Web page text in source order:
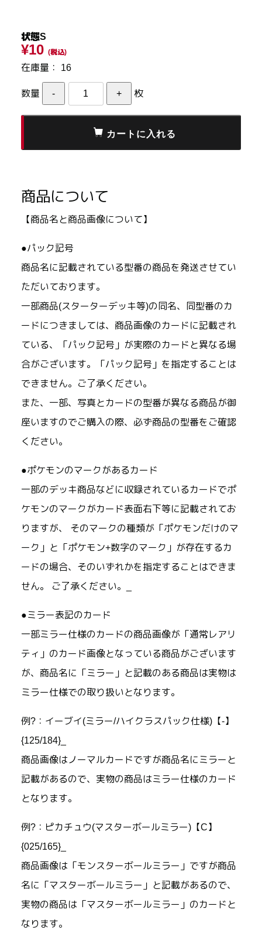
状態S
¥10 (税込)
在庫量： 16
数量 枚
商品について
【商品名と商品画像について】
●パック記号
商品名に記載されている型番の商品を発送させてい
ただいております。
一部商品(スターターデッキ等)の同名、同型番のカ
ードにつきましては、商品画像のカードに記載され
ている、「パック記号」が実際のカードと異なる場
合がございます。「パック記号」を指定することは
できません。ご了承ください。
また、一部、写真とカードの型番が異なる商品が御
座いますのでご購入の際、必ず商品の型番をご確認
ください。
●ポケモンのマークがあるカード
一部のデッキ商品などに収録されているカードでポ
ケモンのマークがカード表面右下等に記載されてお
りますが、 そのマークの種類が「ポケモンだけのマ
ーク」と「ポケモン+数字のマーク」が存在するカ
ードの場合、そのいずれかを指定することはできま
せん。 ご了承ください。_
●ミラー表記のカード
一部ミラー仕様のカードの商品画像が「通常レアリ
ティ」のカード画像となっている商品がございます
が、商品名に「ミラー」と記載のある商品は実物は
ミラー仕様での取り扱いとなります。
例?：イーブイ(ミラー/ハイクラスパック仕様)【-】
{125/184}_
商品画像はノーマルカードですが商品名にミラーと
記載があるので、実物の商品はミラー仕様のカード
となります。
例?：ピカチュウ(マスターボールミラー)【C】
{025/165}_
商品画像は「モンスターボールミラー」ですが商品
名に「マスターボールミラー」と記載があるので、
実物の商品は「マスターボールミラー」のカードと
なります。